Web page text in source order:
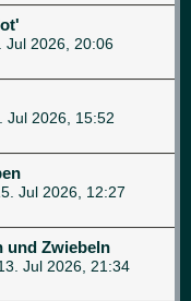
Jul 2026, 20:06
Jul 2026, 15:52
Jul 2026, 12:27
und Zwiebeln
Jul 2026, 21:34